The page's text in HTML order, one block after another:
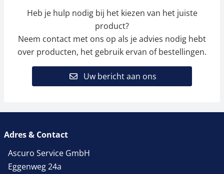
Heb je hulp nodig bij het kiezen van het juiste
product?
Neem contact met ons op als je advies nodig hebt
over producten, het gebruik ervan of bestellingen.
Uw bericht aan ons
Adres & Contact
Ascuro Service GmbH
Eggenweg 24a